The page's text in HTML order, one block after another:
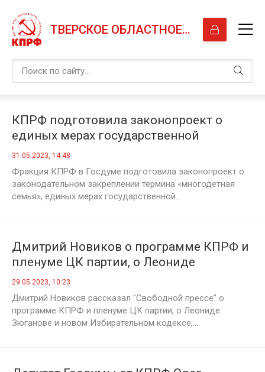
ТВЕРСКОЕ ОБЛАСТНОЕ ОТДЕЛЕНИЕ КПРФ
КПРФ подготовила законопроект о
единых мерах государственной
поддержки многодетных семей
31.05.2023, 14:48
Фракция КПРФ в Госдуме подготовила законопроект о
законодательном закреплении термина «многодетная
семья», единых мерах государственной...
Дмитрий Новиков о программе КПРФ и
пленуме ЦК партии, о Леониде
Зюганове и новом Избирательном
кодексе, об обстановке на Кубе и в
КНДР
29.05.2023, 10:23
Дмитрий Новиков рассказал "Свободной прессе” о
программе КПРФ и пленуме ЦК партии, о Леониде
Зюганове и новом Избирательном кодексе,...